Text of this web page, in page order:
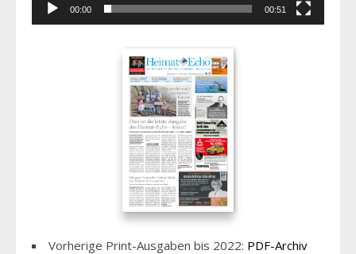
00:00 00:51
Vorherige Print-Ausgaben bis 2022: PDF-Archiv